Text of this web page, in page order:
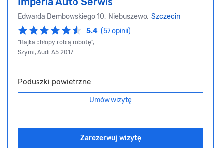
Edwarda Dembowskiego 10, Niebuszewo, Szczecin
5.4 (57 opinii)
"Bajka chłopy robią robotę",
Szymi, Audi A5 2017
Poduszki powietrzne
Umów wizytę
Zarezerwuj wizytę